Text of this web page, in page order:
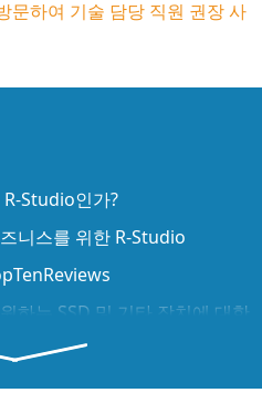
문하여 기술 담당 직원 권장 사
Studio인가?
니스를 위한 R-Studio
하는 SSD 및 기타 장치에 대한